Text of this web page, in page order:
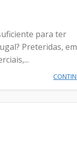
para ter
Preteridas, em